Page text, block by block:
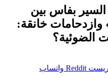
بفاس بين
وازدحامات خانقة:
الضوئية؟
واتساب